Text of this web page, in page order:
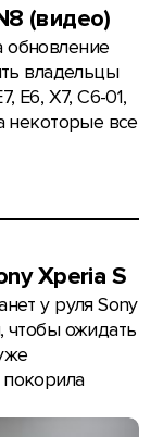
(видео)
обновление
владельцы
E6, X7, C6-01,
некоторые все
Xperia S
у руля Sony
чтобы ожидать